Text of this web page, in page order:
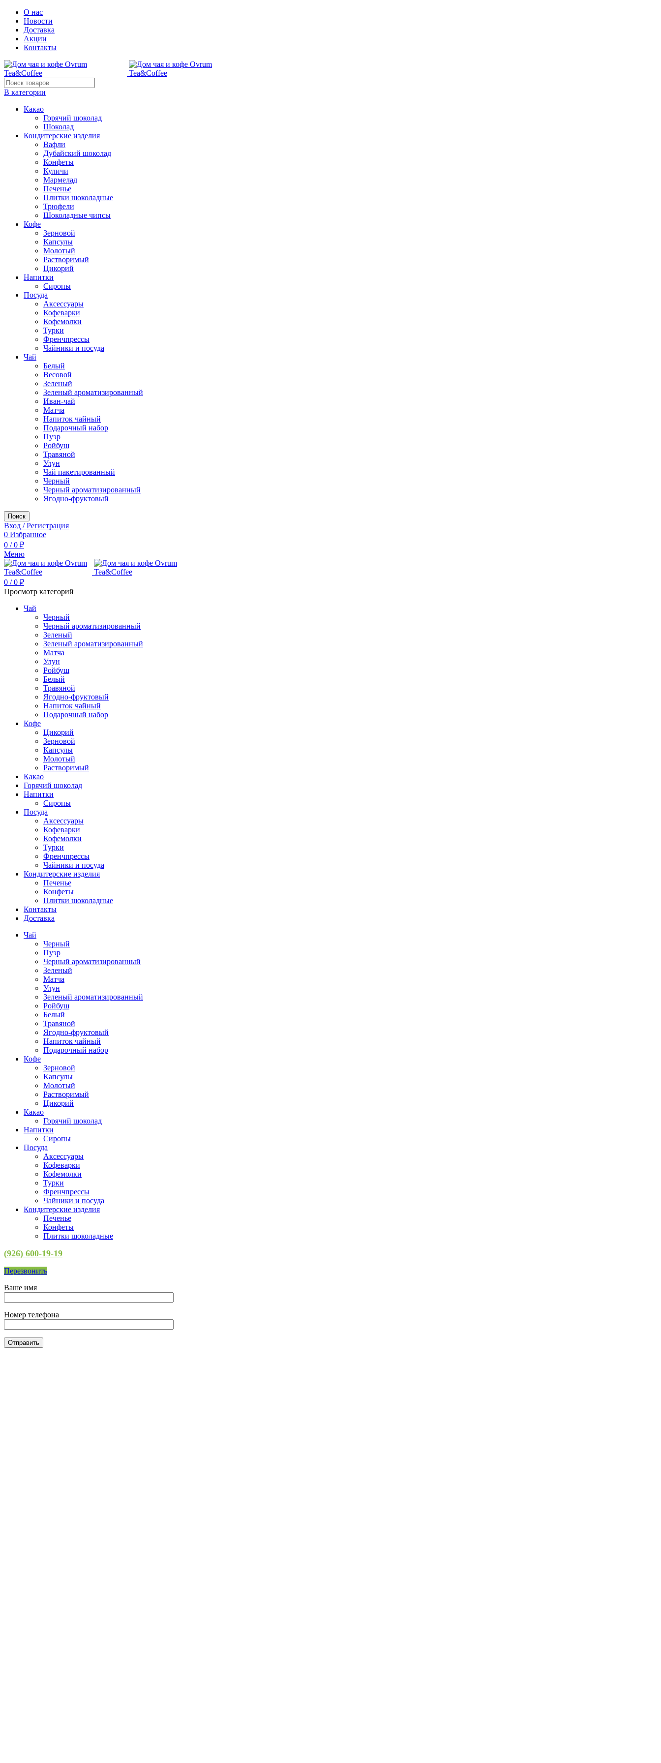
О нас
Новости
Доставка
Акции
Контакты
В категории
Какао
Горячий шоколад
Шоколад
Кондитерские изделия
Вафли
Дубайский шоколад
Конфеты
Куличи
Мармелад
Печенье
Плитки шоколадные
Трюфели
Шоколадные чипсы
Кофе
Зерновой
Капсулы
Молотый
Растворимый
Цикорий
Напитки
Сиропы
Посуда
Аксессуары
Кофеварки
Кофемолки
Турки
Френчпрессы
Чайники и посуда
Чай
Белый
Весовой
Зеленый
Зеленый ароматизированный
Иван-чай
Матча
Напиток чайный
Подарочный набор
Пуэр
Ройбуш
Травяной
Улун
Чай пакетированный
Черный
Черный ароматизированный
Ягодно-фруктовый
Поиск
Вход / Регистрация
0 Избранное
0 / 0 ₽
Меню
0 / 0 ₽
Просмотр категорий
Чай
Черный
Черный ароматизированный
Зеленый
Зеленый ароматизированный
Матча
Улун
Ройбуш
Белый
Травяной
Ягодно-фруктовый
Напиток чайный
Подарочный набор
Кофе
Цикорий
Зерновой
Капсулы
Молотый
Растворимый
Какао
Горячий шоколад
Напитки
Сиропы
Посуда
Аксессуары
Кофеварки
Кофемолки
Турки
Френчпрессы
Чайники и посуда
Кондитерские изделия
Печенье
Конфеты
Плитки шоколадные
Контакты
Доставка
Чай
Черный
Пуэр
Черный ароматизированный
Зеленый
Матча
Улун
Зеленый ароматизированный
Ройбуш
Белый
Травяной
Ягодно-фруктовый
Напиток чайный
Подарочный набор
Кофе
Зерновой
Капсулы
Молотый
Растворимый
Цикорий
Какао
Горячий шоколад
Напитки
Сиропы
Посуда
Аксессуары
Кофеварки
Кофемолки
Турки
Френчпрессы
Чайники и посуда
Кондитерские изделия
Печенье
Конфеты
Плитки шоколадные
(926) 600-19-19
Перезвонить
Ваше имя
Номер телефона